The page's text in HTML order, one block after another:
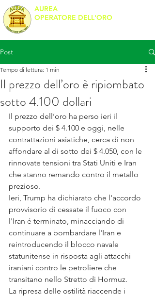
AUREA
OPERATORE DELL'ORO
Post
Il prezzo dell’oro è ripiombato
sotto 4.100 dollari
Tempo di lettura: 1 min
Il prezzo dell’oro ha perso ieri il
supporto dei $ 4.100 e oggi, nelle
contrattazioni asiatiche, cerca di non
affondare al di sotto dei $ 4.050, con le
rinnovate tensioni tra Stati Uniti e Iran
che stanno remando contro il metallo
prezioso.
Ieri, Trump ha dichiarato che l'accordo
provvisorio di cessate il fuoco con
l'Iran é terminato, minacciando di
continuare a bombardare l'Iran e
reintroducendo il blocco navale
statunitense in risposta agli attacchi
iraniani contro le petroliere che
transitano nello Stretto di Hormuz.
La ripresa delle ostilità riaccende i